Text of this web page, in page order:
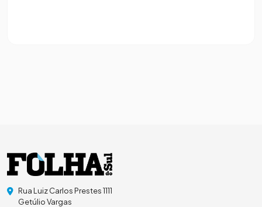
Rua Luiz Carlos Prestes 1111
Getúlio Vargas